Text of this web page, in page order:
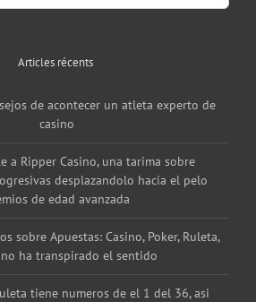
Articles récents
de acontecer un atleta experto de
casino
a Ripper Casino, una tarima sobre
desplazandolo hacia el pelo
de edad avanzada
sobre Apuestas: Casino, Poker, Ruleta,
ha transpirado el sentido
tiene numeros de el 1 del 36, asi